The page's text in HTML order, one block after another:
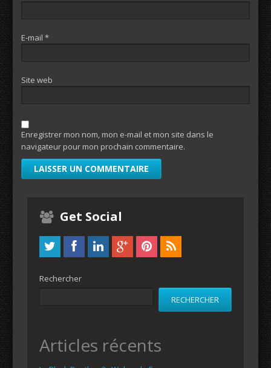
E-mail *
Site web
Enregistrer mon nom, mon e-mail et mon site dans le
navigateur pour mon prochain commentaire.
Get Social
Rechercher
RECHERCHER
Articles récents